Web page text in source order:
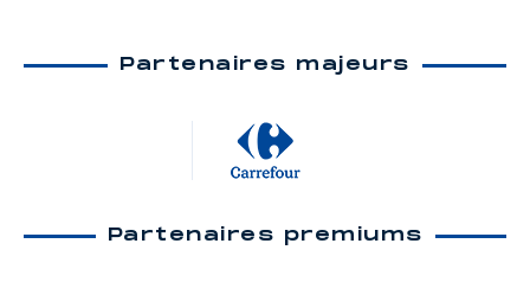
Partenaires majeurs
Partenaires premiums